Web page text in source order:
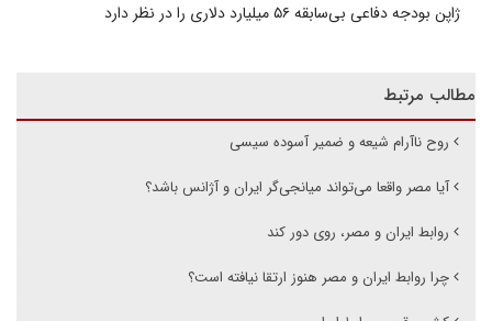
ژاپن بودجه دفاعی بی‌سابقه ۵۶ میلیارد دلاری را در نظر دارد
مطالب مرتبط
روح ناآرام شیعه و ضمیر آسوده سیسی
آیا مصر واقعا می‌تواند میانجی‌گر ایران و آژانس باشد؟
روابط ایران و مصر، روی دور کند
چرا روابط ایران و مصر هنوز ارتقا نیافته است؟